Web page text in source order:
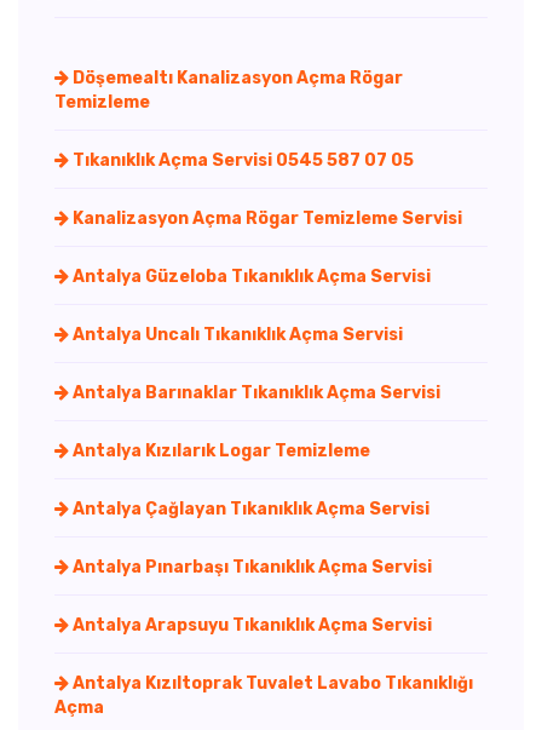
Döşemealtı Kanalizasyon Açma Rögar
Temizleme
Tıkanıklık Açma Servisi 0545 587 07 05
Kanalizasyon Açma Rögar Temizleme Servisi
Antalya Güzeloba Tıkanıklık Açma Servisi
Antalya Uncalı Tıkanıklık Açma Servisi
Antalya Barınaklar Tıkanıklık Açma Servisi
Antalya Kızılarık Logar Temizleme
Antalya Çağlayan Tıkanıklık Açma Servisi
Antalya Pınarbaşı Tıkanıklık Açma Servisi
Antalya Arapsuyu Tıkanıklık Açma Servisi
Antalya Kızıltoprak Tuvalet Lavabo Tıkanıklığı
Açma